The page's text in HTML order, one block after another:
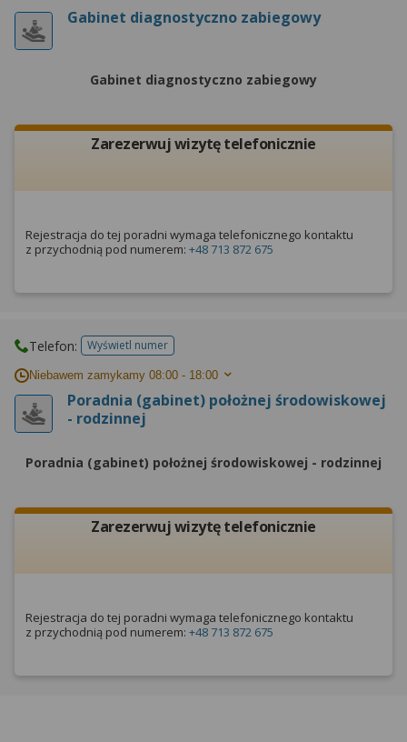
Gabinet diagnostyczno zabiegowy
Gabinet diagnostyczno zabiegowy
Zarezerwuj wizytę telefonicznie
Rejestracja do tej poradni wymaga telefonicznego kontaktu
z przychodnią pod numerem: +48 713 872 675
Poradnia (gabinet) położnej środowiskowej
- rodzinnej
Telefon: Wyświetl numertelefonu do placowki
Niebawem zamykamy 08:00 - 18:00
Poradnia (gabinet) położnej środowiskowej - rodzinnej
Zarezerwuj wizytę telefonicznie
Rejestracja do tej poradni wymaga telefonicznego kontaktu
z przychodnią pod numerem: +48 713 872 675